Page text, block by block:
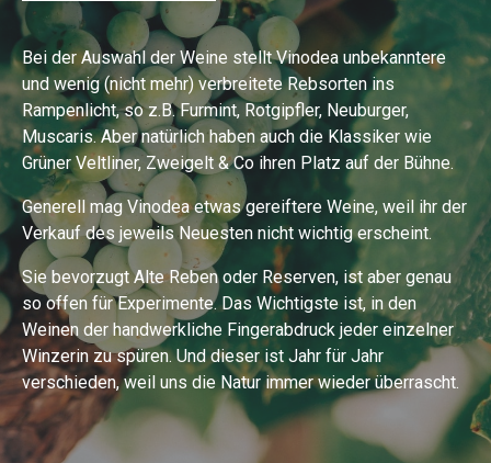
Bei der Auswahl der Weine stellt Vinodea unbekanntere
und wenig (nicht mehr) verbreitete Rebsorten ins
Rampenlicht, so z.B. Furmint, Rotgipfler, Neuburger,
Muscaris. Aber natürlich haben auch die Klassiker wie
Grüner Veltliner, Zweigelt & Co ihren Platz auf der Bühne.
Generell mag Vinodea etwas gereiftere Weine, weil ihr der
Verkauf des jeweils Neuesten nicht wichtig erscheint.
Sie bevorzugt Alte Reben oder Reserven, ist aber genau
so offen für Experimente. Das Wichtigste ist, in den
Weinen der handwerkliche Fingerabdruck jeder einzelner
Winzerin zu spüren. Und dieser ist Jahr für Jahr
verschieden, weil uns die Natur immer wieder überrascht.